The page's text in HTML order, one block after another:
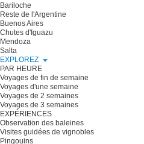
Bariloche
Reste de l'Argentine
Buenos Aires
Chutes d'Iguazu
Mendoza
Salta
EXPLOREZ
PAR HEURE
Voyages de fin de semaine
Voyages d'une semaine
Voyages de 2 semaines
Voyages de 3 semaines
EXPÉRIENCES
Observation des baleines
Visites guidées de vignobles
Pingouins